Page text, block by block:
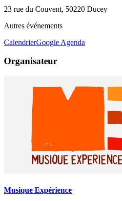
23 rue du Couvent, 50220 Ducey
Autres événements
CalendrierGoogle Agenda
Organisateur
Musique Expérience